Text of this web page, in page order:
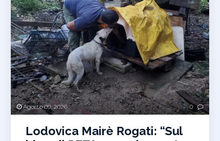
Agosto 09, 2026 0
Lodovica Mairè Rogati: “Sul